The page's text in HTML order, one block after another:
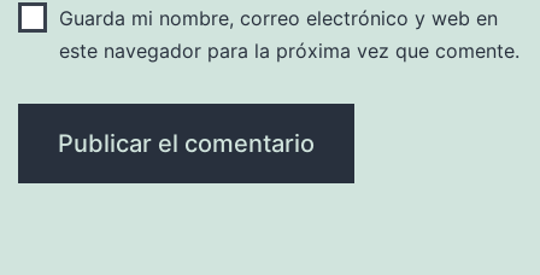
Guarda mi nombre, correo electrónico y web en
este navegador para la próxima vez que comente.